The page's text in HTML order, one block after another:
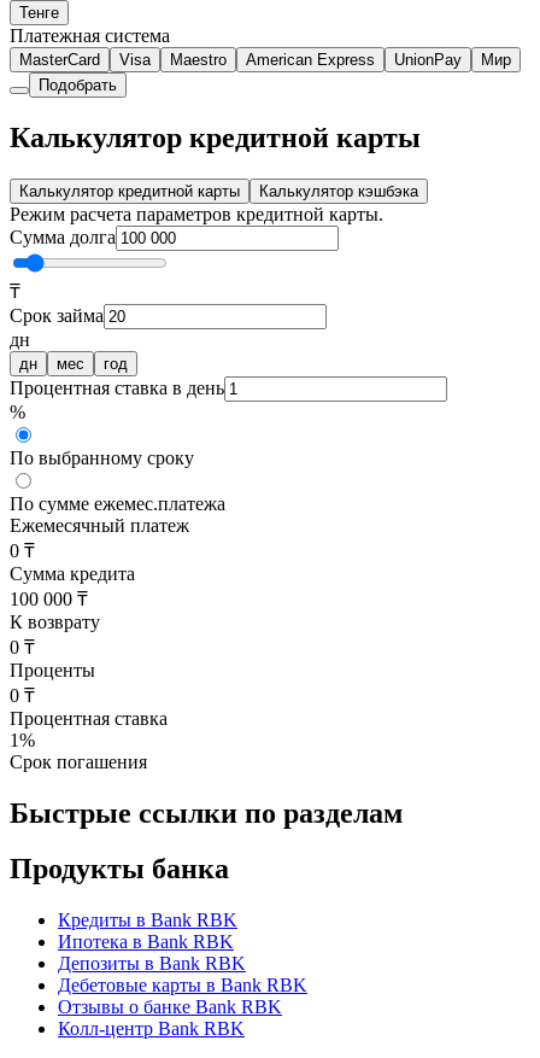
Тенге
Платежная система
MasterCard Visa Maestro American Express UnionPay
Мир
Подобрать
Калькулятор кредитной карты
Калькулятор кредитной карты Калькулятор кэшбэка
Режим расчета параметров кредитной карты.
Сумма долга
₸
Срок займа
дн
дн мес год
Процентная ставка в день
%
По выбранному сроку
По сумме ежемес.платежа
Ежемесячный платеж
0 ₸
Сумма кредита
100 000 ₸
К возврату
0 ₸
Проценты
0 ₸
Процентная ставка
1%
Срок погашения
Быстрые ссылки по разделам
Продукты банка
Кредиты в Bank RBK
Ипотека в Bank RBK
Депозиты в Bank RBK
Дебетовые карты в Bank RBK
Отзывы о банке Bank RBK
Колл-центр Bank RBK